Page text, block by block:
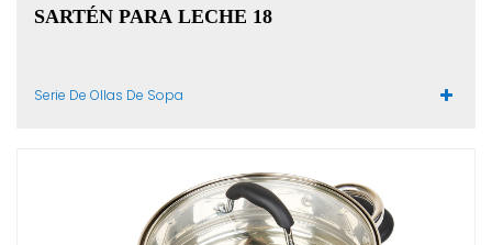
SARTÉN PARA LECHE 18
Serie De Ollas De Sopa